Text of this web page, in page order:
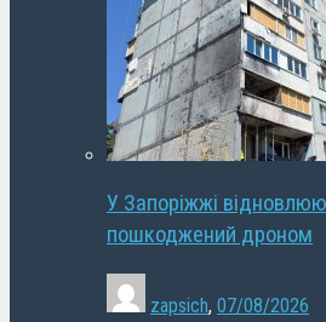
У Запоріжжі
пошкоджений дроном
zapsich, 07/08/2026